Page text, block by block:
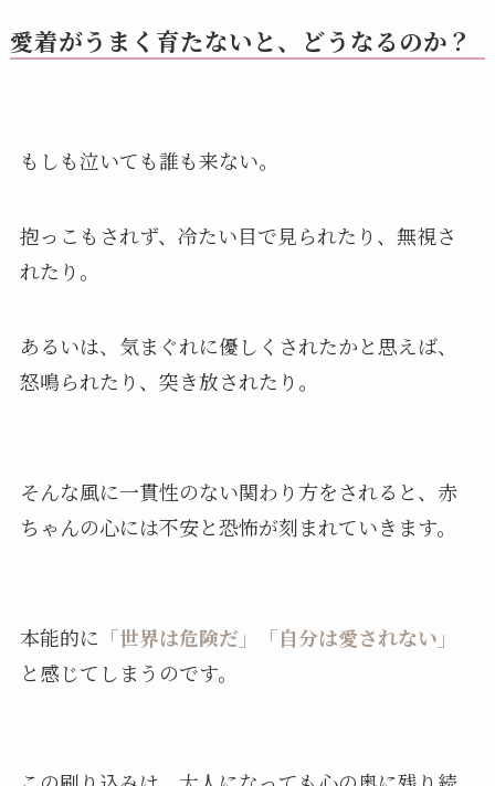
愛着がうまく育たないと、どうなるのか？
もしも泣いても誰も来ない。
抱っこもされず、冷たい目で見られたり、無視さ
れたり。
あるいは、気まぐれに優しくされたかと思えば、
怒鳴られたり、突き放されたり。
そんな風に一貫性のない関わり方をされると、赤
ちゃんの心には不安と恐怖が刻まれていきます。
本能的に 「世界は危険だ」「自分は愛されない」
と感じてしまうのです。